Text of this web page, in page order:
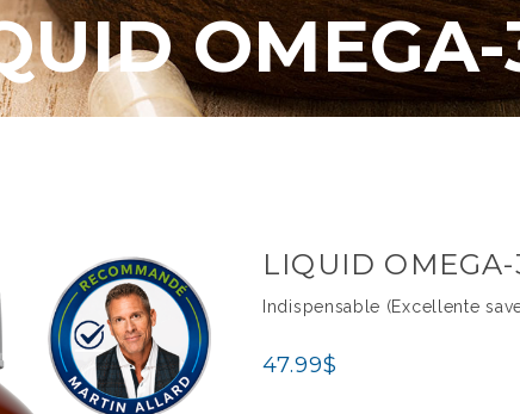
OMEGA-
LIQUID OMEGA-
Indispensable (Excellente
47.99$